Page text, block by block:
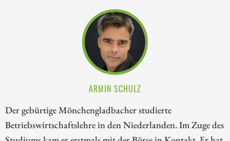
ARMIN SCHULZ
Der gebürtige Mönchengladbacher studierte
Betriebswirtschaftslehre in den Niederlanden. Im Zuge des